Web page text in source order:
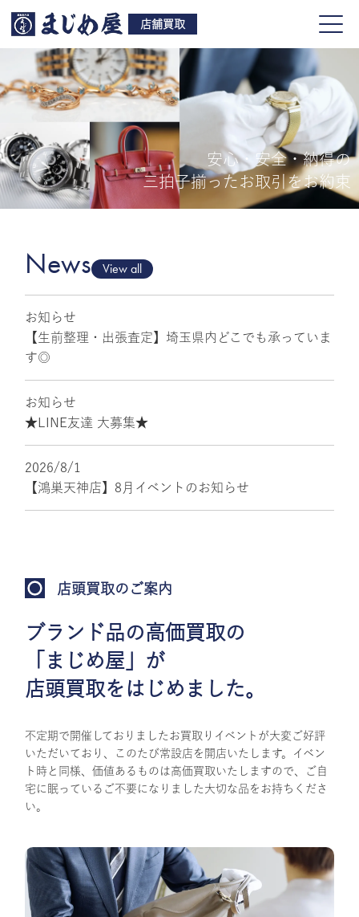
店舗買取
買取品目
店舗一覧
安心・安全・納得の
三拍子揃ったお取引をお約束
News View all
お知らせ
【生前整理・出張査定】埼玉県内どこでも承っていま
す◎
お知らせ
★LINE友達 大募集★
2026/8/1
【鴻巣天神店】8月イベントのお知らせ
店頭買取のご案内
ブランド品の高価買取の
「まじめ屋」が
店頭買取をはじめました。
不定期で開催しておりましたお買取りイベントが大変ご好評
いただいており、このたび常設店を開店いたします。イベン
ト時と同様、価値あるものは高価買取いたしますので、ご自
宅に眠っているご不要になりました大切な品をお持ちくださ
い。